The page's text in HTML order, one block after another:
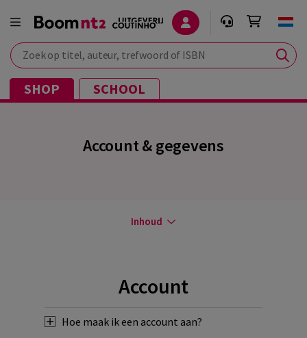
Zoek op titel, auteur, trefwoord of ISBN
SHOP SCHOOL
Account & gegevens
Inhoud
Account
Hoe maak ik een account aan?